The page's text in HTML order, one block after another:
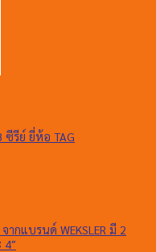
ซีรีย์ ยี่ห้อ TAG
ากแบรนด์ WEKSLER มี 2
4″